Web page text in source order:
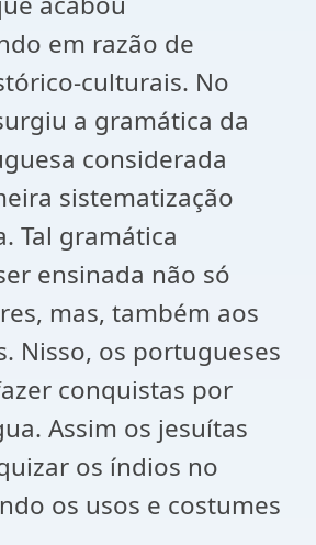
em razão de
culturais. No
a gramática da
considerada
sistematização
Tal gramática
ensinada não só
mas, também aos
Nisso, os portugueses
conquistas por
Assim os jesuítas
os índios no
os usos e costumes